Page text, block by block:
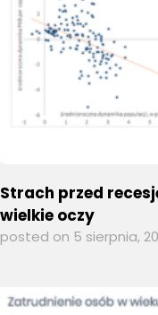
Strach przed
wielkie oczy
posted on 5 sierpnia,